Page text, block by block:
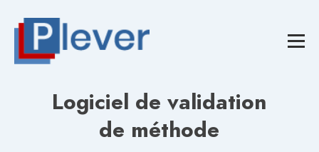
Logiciel de validation
de méthode